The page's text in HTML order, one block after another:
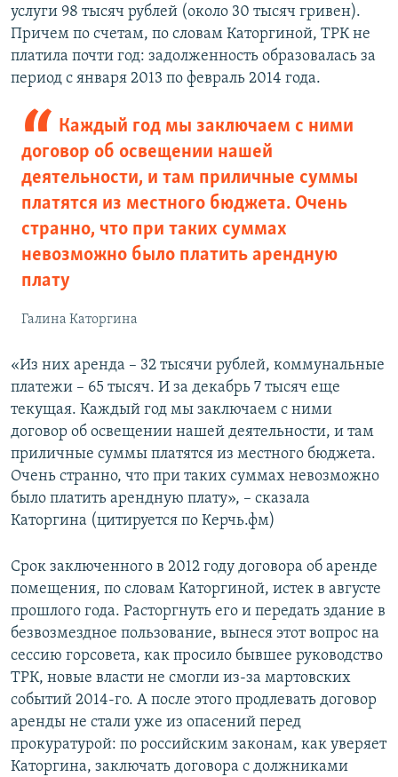
услуги 98 тысяч рублей (около 30 тысяч гривен).
Причем по счетам, по словам Каторгиной, ТРК не
платила почти год: задолженность образовалась за
период с января 2013 по февраль 2014 года.
Каждый год мы заключаем с ними
договор об освещении нашей
деятельности, и там приличные суммы
платятся из местного бюджета. Очень
странно, что при таких суммах
невозможно было платить арендную
плату
Галина Каторгина
«Из них аренда – 32 тысячи рублей, коммунальные
платежи – 65 тысяч. И за декабрь 7 тысяч еще
текущая. Каждый год мы заключаем с ними
договор об освещении нашей деятельности, и там
приличные суммы платятся из местного бюджета.
Очень странно, что при таких суммах невозможно
было платить арендную плату», – сказала
Каторгина (цитируется по Керчь.фм)
Срок заключенного в 2012 году договора об аренде
помещения, по словам Каторгиной, истек в августе
прошлого года. Расторгнуть его и передать здание в
безвозмездное пользование, вынеся этот вопрос на
сессию горсовета, как просило бывшее руководство
ТРК, новые власти не смогли из-за мартовских
событий 2014-го. А после этого продлевать договор
аренды не стали уже из опасений перед
прокуратурой: по российским законам, как уверяет
Каторгина, заключать договора с должниками